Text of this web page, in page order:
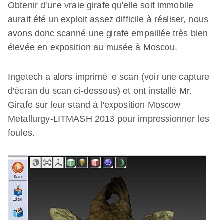
Obtenir d'une vraie girafe qu'elle soit immobile
aurait été un exploit assez difficile à réaliser, nous
avons donc scanné une girafe empaillée très bien
élevée en exposition au musée à Moscou.
Ingetech a alors imprimé le scan (voir une capture
d'écran du scan ci-dessous) et ont installé Mr.
Girafe sur leur stand à l'exposition Moscow
Metallurgy-LITMASH 2013 pour impressionner les
foules.